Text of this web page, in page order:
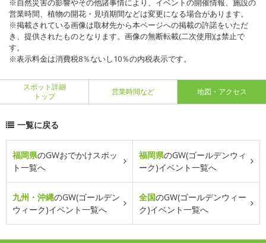
※自然災害の影響やその他諸事情により、イベントの開催情報、施設の
営業時間、植物の開花・見頃期間などは変更になる場合があります。
※掲載されている画像は取材先から本ページへの掲載の許諾をいただ
き、提供されたものとなります。画像の無断転載(二次使用)は禁止で
す。
※表示料金は消費税8％ないし10％の内税表示です。
スポット詳細
トップ
営業時間など 地図・アクセス
一覧に戻る
福岡県のGWおでかけスポッ
ト一覧へ
福岡県のGW(ゴールデンウィ
ーク)イベント一覧へ
九州・沖縄のGW(ゴールデン
ウィーク)イベント一覧へ
全国のGW(ゴールデンウィー
ク)イベント一覧へ